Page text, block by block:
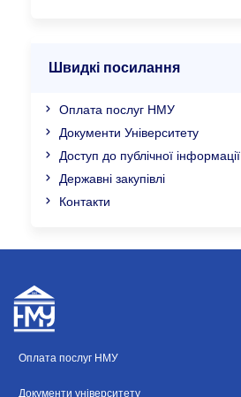
Швидкі посилання
Оплата послуг НМУ
Документи Університету
Доступ до публічної інформації
Державні закупівлі
Контакти
Оплата послуг НМУ
Документи університету